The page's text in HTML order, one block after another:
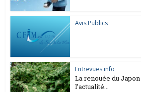
Avis Publics
Entrevues info
La renouée du Japon
l’actualité...